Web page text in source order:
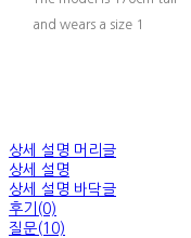
and wears a size 1
상세 설명 머리글
상세 설명
상세 설명 바닥글
후기(0)
질문(10)